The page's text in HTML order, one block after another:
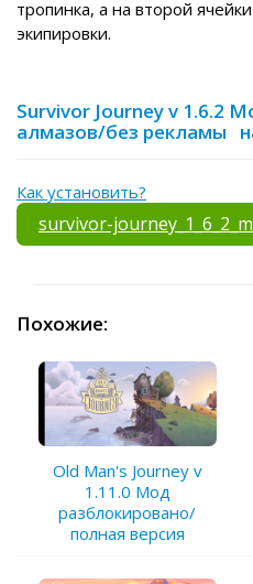
тропинка, а на второй
экипировки.
Survivor Journey v 1.6.2
алмазов/без рекламы
Как установить?
survivor-
Похожие:
Old Man's Journey v
1.11.0 Мод
разблокировано/
полная версия